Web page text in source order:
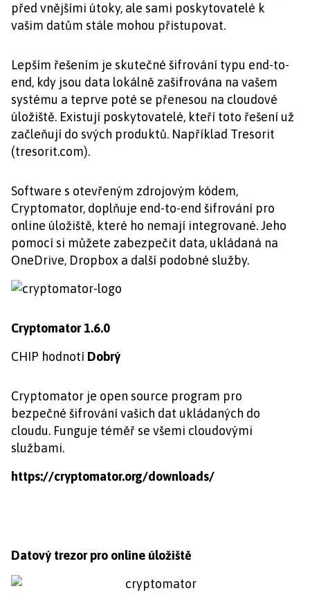
před vnějšími útoky, ale sami poskytovatelé k
vašim datům stále mohou přistupovat.
Lepším řešením je skutečné šifrování typu end-to-
end, kdy jsou data lokálně zašifrována na vašem
systému a teprve poté se přenesou na cloudové
úložiště. Existují poskytovatelé, kteří toto řešení už
začleňují do svých produktů. Například Tresorit
(tresorit.com).
Software s otevřeným zdrojovým kódem,
Cryptomator, doplňuje end-to-end šifrování pro
online úložiště, které ho nemají integrované. Jeho
pomocí si můžete zabezpečit data, ukládaná na
OneDrive, Dropbox a další podobné služby.
Cryptomator 1.6.0
CHIP hodnotí Dobrý
Cryptomator je open source program pro
bezpečné šifrování vašich dat ukládaných do
cloudu. Funguje téměř se všemi cloudovými
službami.
https://cryptomator.org/downloads/
Datový trezor pro online úložiště